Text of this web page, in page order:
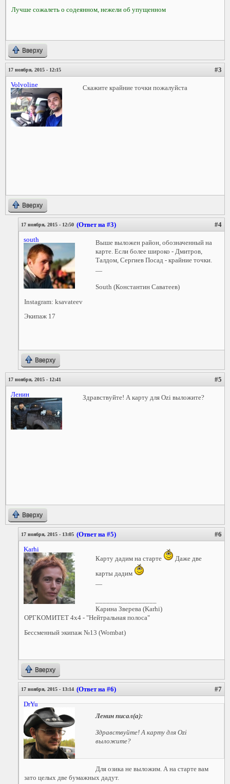
Лучше сожалеть о содеянном, нежели об упущенном
Вверху
17 ноября, 2015 - 12:15 #3
Volvoline Скажите крайние точки пожалуйста
Вверху
17 ноября, 2015 - 12:50 (Ответ на #3) #4
south
Выше выложен район, обозначенный на
карте. Если более широко - Дмитров,
Талдом, Сергиев Посад - крайние точки.
—
South (Константин Саватеев)
Instagram: ksavateev
Экипаж 17
Вверху
17 ноября, 2015 - 12:41 #5
Ленин Здравствуйте! А карту для Ozi выложите?
Вверху
17 ноября, 2015 - 13:05 (Ответ на #5) #6
Karhi
Карту дадим на старте
Даже две
карты дадим
—
Карина Зверева (Karhi)
ОРГКОМИТЕТ 4x4 - "Нейтральная полоса"
Бессменный экипаж №13 (Wombat)
Вверху
17 ноября, 2015 - 13:14 (Ответ на #6) #7
DrYu
Ленин писал(а):
Здравствуйте! А карту для Ozi
выложите?
Для озика не выложим. А на старте вам
зато целых две бумажных дадут.